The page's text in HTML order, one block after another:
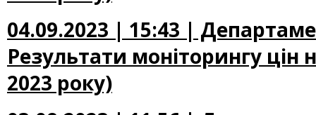
04.09.2023 | 15:43 |
Результати моніторингу цін
2023 року)